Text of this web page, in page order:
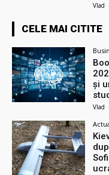
Vlad -
CELE MAI CITITE
și
Vlad -